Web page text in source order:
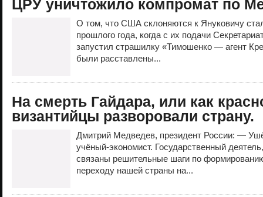
ЦРУ уничтожило компромат по
О том, что США склоняются к Януковичу
прошлого года, когда с их подачи
запустил страшилку «Тимошенко — агент
были расставлены...
На смерть Гайдара, или как
византийцы разворовали страну.
Дмитрий Медведев, президент России: —
учёный-экономист. Государственный
связаны решительные шаги по
переходу нашей страны на...